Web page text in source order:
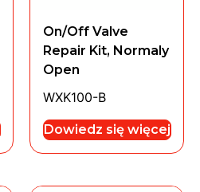
On/Off Valve
Repair Kit, Normaly
Open
WXK100-B
Dowiedz się więcej